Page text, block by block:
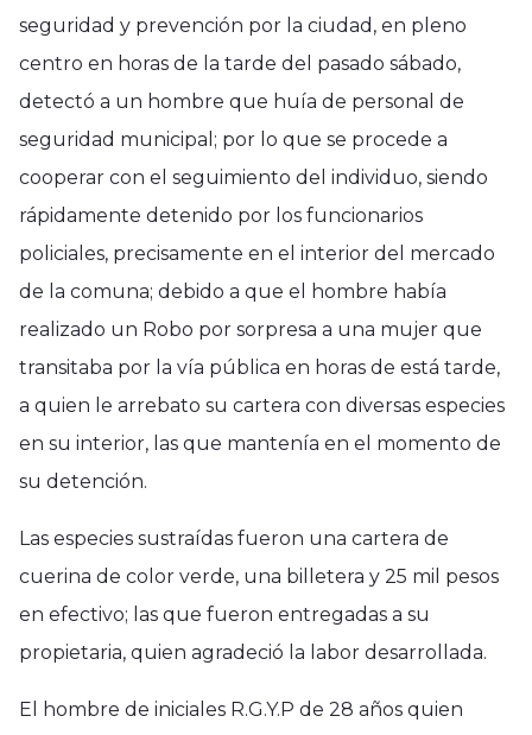
seguridad y prevención por la ciudad, en pleno
centro en horas de la tarde del pasado sábado,
detectó a un hombre que huía de personal de
seguridad municipal; por lo que se procede a
cooperar con el seguimiento del individuo, siendo
rápidamente detenido por los funcionarios
policiales, precisamente en el interior del mercado
de la comuna; debido a que el hombre había
realizado un Robo por sorpresa a una mujer que
transitaba por la vía pública en horas de está tarde,
a quien le arrebato su cartera con diversas especies
en su interior, las que mantenía en el momento de
su detención.
Las especies sustraídas fueron una cartera de
cuerina de color verde, una billetera y 25 mil pesos
en efectivo; las que fueron entregadas a su
propietaria, quien agradeció la labor desarrollada.
El hombre de iniciales R.G.Y.P de 28 años quien